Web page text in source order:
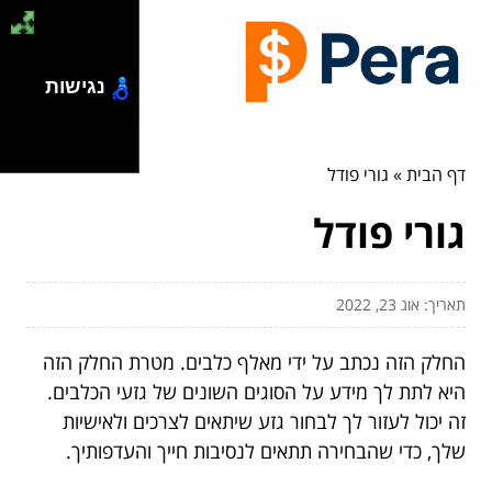
דף הבית» גורי פודל
גורי פודל
תאריך: אוג 23, 2022
החלק הזה נכתב על ידי מאלף כלבים. מטרת החלק הזה
היא לתת לך מידע על הסוגים השונים של גזעי הכלבים.
זה יכול לעזור לך לבחור גזע שיתאים לצרכים ולאישיות
שלך, כדי שהבחירה תתאים לנסיבות חייך והעדפותיך.
נגישות